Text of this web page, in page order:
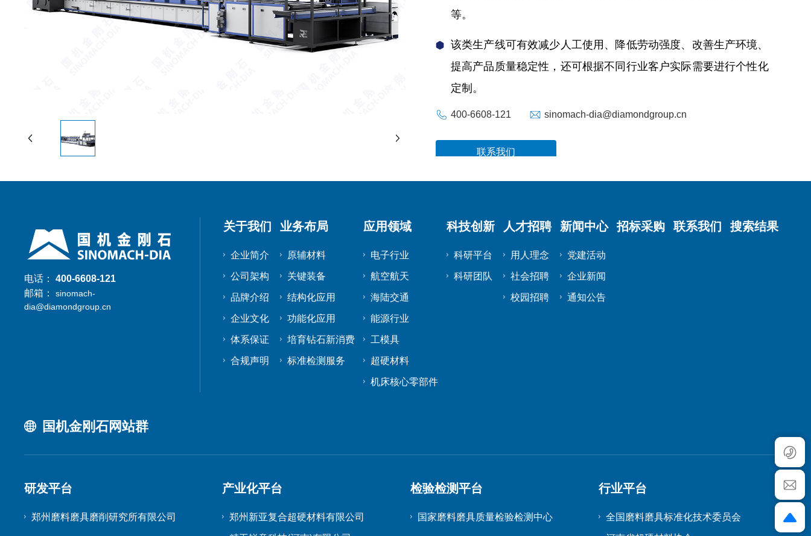
等。
该类生产线可有效减少人工使用、降低劳动强度、改善生产环境、
提高产品质量稳定性，还可根据不同行业客户实际需要进行个性化
定制。
400-6608-121 sinomach-dia@diamondgroup.cn
联系我们
电话：
400-6608-121
邮箱：
sinomach-
dia@diamondgroup.cn
关于我们
企业简介
公司架构
品牌介绍
企业文化
体系保证
合规声明
业务布局
原辅材料
关键装备
结构化应用
功能化应用
培育钻石新消费
标准检测服务
应用领域
电子行业
航空航天
海陆交通
能源行业
工模具
超硬材料
机床核心零部件
科技创新
科研平台
科研团队
人才招聘
用人理念
社会招聘
校园招聘
新闻中心
党建活动
企业新闻
通知公告
招标采购 联系我们 搜索结果
国机金刚石网站群
研发平台
郑州磨料磨具磨削研究所有限公司
产业化平台
郑州新亚复合超硬材料有限公司
检验检测平台
国家磨料磨具质量检验检测中心
行业平台
全国磨料磨具标准化技术委员会